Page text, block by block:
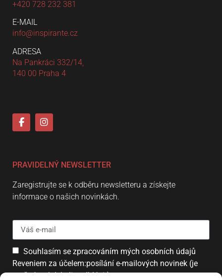
+420 728 232 381
E-MAIL
info@inspirante.cz
ADRESA
Na Pankráci 332/14,
140 00 Praha 4
PRAVIDELNÝ NEWSLETTER
Zaregistrujte se k odběru newsletteru a získejte
informace o našich novinkách.
Souhlasím se zpracováním mých osobních údajů
Reveniem za účelem:posílání e-mailových novinek (je
možné se kdykoliv odhlásit).